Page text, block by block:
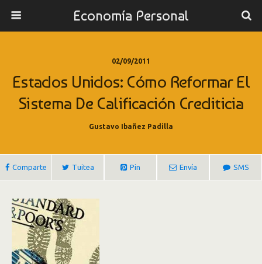
Economía Personal
02/09/2011
Estados Unidos: Cómo Reformar El
Sistema De Calificación Crediticia
Gustavo Ibañez Padilla
Comparte Tuitea Pin Envía SMS